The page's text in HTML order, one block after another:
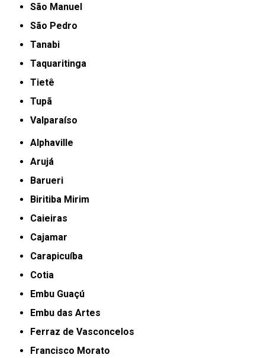
São Manuel
São Pedro
Tanabi
Taquaritinga
Tietê
Tupã
Valparaíso
Alphaville
Arujá
Barueri
Biritiba Mirim
Caieiras
Cajamar
Carapicuíba
Cotia
Embu Guaçú
Embu das Artes
Ferraz de Vasconcelos
Francisco Morato